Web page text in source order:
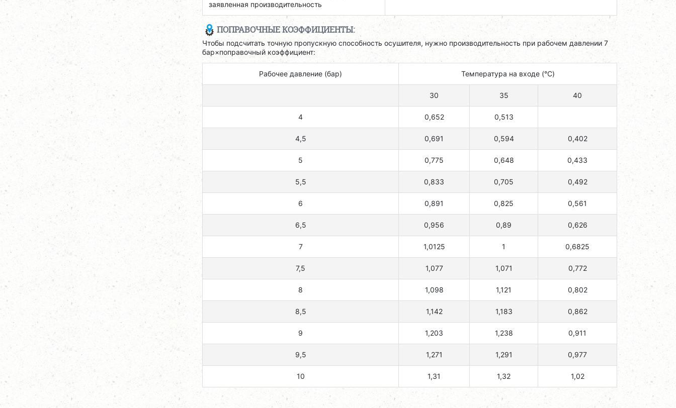
заявленная производительность
ПОПРАВОЧНЫЕ КОЭФФИЦИЕНТЫ:
Чтобы подсчитать точную пропускную способность осушителя, нужно производительность при рабочем давлении 7
бар×поправочный коэффициент:
Рабочее давление (бар) Температура на входе (°C)
30 35 40
4 0,652 0,513
4,5 0,691 0,594 0,402
5 0,775 0,648 0,433
5,5 0,833 0,705 0,492
6 0,891 0,825 0,561
6,5 0,956 0,89 0,626
7 1,0125 1 0,6825
7,5 1,077 1,071 0,772
8 1,098 1,121 0,802
8,5 1,142 1,183 0,862
9 1,203 1,238 0,911
9,5 1,271 1,291 0,977
10 1,31 1,32 1,02